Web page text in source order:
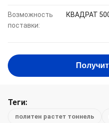
Возможность
поставки:
КВАДРАТ
Теги:
политен растет тоннель